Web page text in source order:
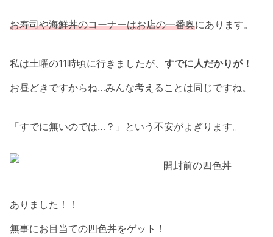
お寿司や海鮮丼のコーナーはお店の一番奥にあります。
私は土曜の11時頃に行きましたが、 すでに人だかりが！
お昼どきですからね…みんな考えることは同じですね。
「すでに無いのでは…？」という不安がよぎります。
ありました！！
無事にお目当ての四色丼をゲット！